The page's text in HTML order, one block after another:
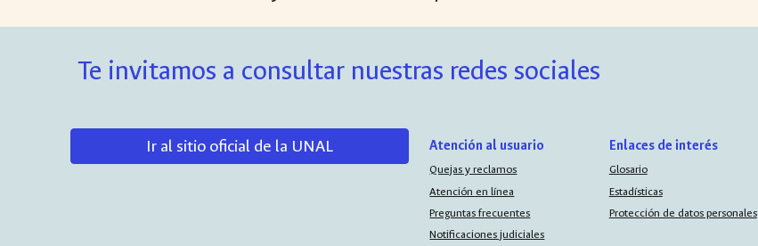
Te invitamos a consultar nuestras redes sociales
Ir al sitio oficial de la UNAL Atención al usuario
Quejas y reclamos
Atención en línea
Preguntas frecuentes
Notificaciones judiciales
Enlaces de interés
Glosario
Estadísticas
Protección de datos personales